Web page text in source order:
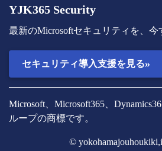
YJK365 Security
最新のMicrosoftセキュリティを、今
セキュリティ導入支援を見る»
Microsoft、Microsoft365、
ループの商標です。
©